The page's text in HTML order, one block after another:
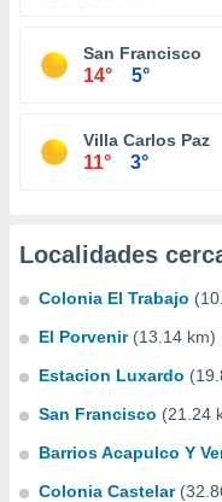
San Francisco
14° 5°
Villa Carlos Paz
11° 3°
Localidades
Colonia El Trabajo
El Porvenir (13.14 km)
Estacion Luxardo
San Francisco (21.24
Barrios Acapulco Y
Colonia Castelar